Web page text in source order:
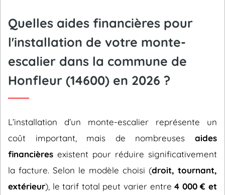
Quelles aides financières pour
l'installation de votre monte-
escalier dans la commune de
Honfleur (14600) en 2026 ?
L’installation d’un monte-escalier représente un
coût important, mais de nombreuses aides
financières existent pour réduire significativement
la facture. Selon le modèle choisi (droit, tournant,
extérieur), le tarif total peut varier entre4 000 € et